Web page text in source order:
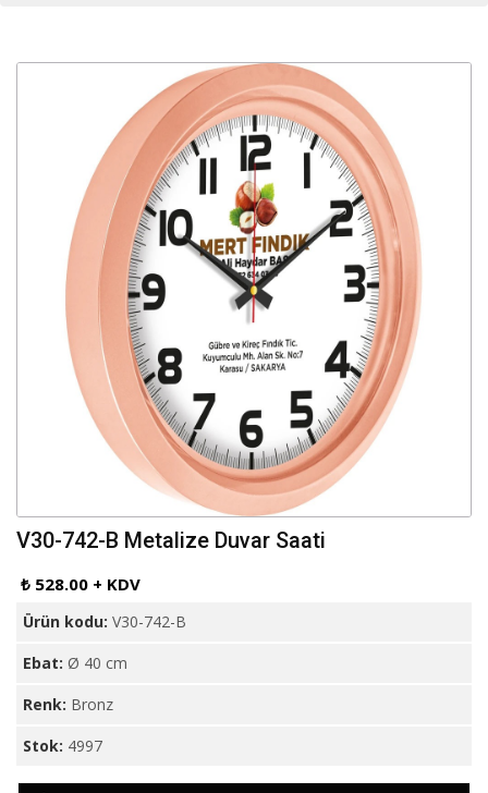
V30-742-B Metalize Duvar Saati
₺ 528.00 + KDV
Ürün kodu: V30-742-B
Ebat: Ø 40 cm
Renk: Bronz
Stok: 4997